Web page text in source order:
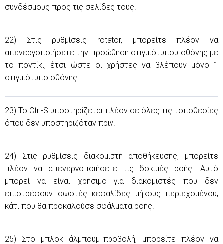
συνδέσμους προς τις σελίδες τους.
22) Στις ρυθμίσεις rotator, μπορείτε πλέον να
απενεργοποιήσετε την προώθηση στιγμιότυπου οθόνης με
το ποντίκι, έτσι ώστε οι χρήστες να βλέπουν μόνο 1
στιγμιότυπο οθόνης.
23) Το Ctrl-S υποστηρίζεται πλέον σε όλες τις τοποθεσίες
όπου δεν υποστηριζόταν πριν.
24) Στις ρυθμίσεις διακομιστή αποθήκευσης, μπορείτε
πλέον να απενεργοποιήσετε τις δοκιμές ροής. Αυτό
μπορεί να είναι χρήσιμο για διακομιστές που δεν
επιστρέφουν σωστές κεφαλίδες μήκους περιεχομένου,
κάτι που θα προκαλούσε σφάλματα ροής.
25) Στο μπλοκ άλμπουμ_προβολή, μπορείτε πλέον να